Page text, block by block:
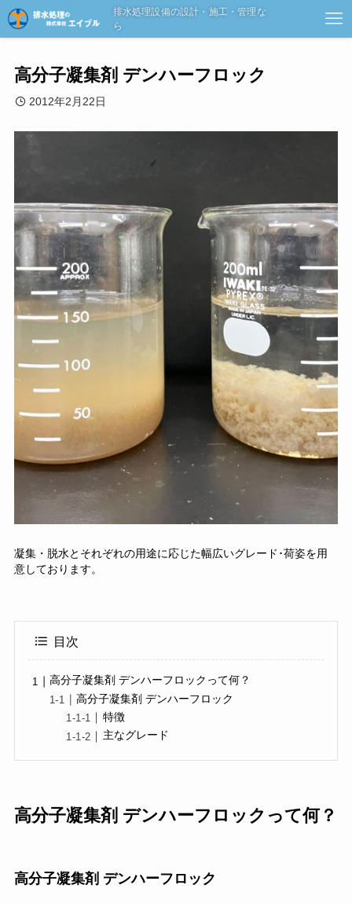
排水処理設備の設計・施工・管理な
ら
高分子凝集剤 デンハーフロック
2012年2月22日
凝集・脱水とそれぞれの用途に応じた幅広いグレード･荷姿を用
意しております。
目次
高分子凝集剤 デンハーフロックって何？
高分子凝集剤 デンハーフロック
特徴
主なグレード
高分子凝集剤 デンハーフロックって何？
高分子凝集剤 デンハーフロック